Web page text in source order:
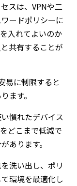
スは、VPNや二
ードポリシーに
入れてよいのか
共有することが
易に制限すると
ます。
慣れたデバイス
どこまで低減で
あります。
洗い出し、ポリ
環境を最適化し